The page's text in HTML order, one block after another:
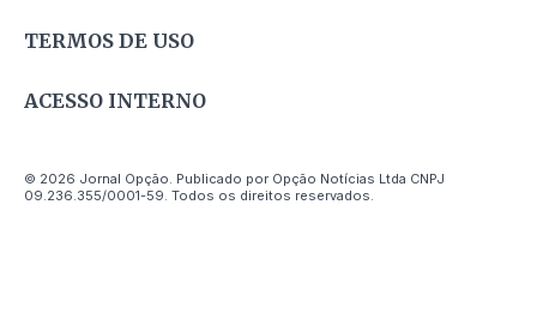
TERMOS DE USO
ACESSO INTERNO
© 2026 Jornal Opção. Publicado por Opção Notícias Ltda CNPJ
09.236.355/0001-59. Todos os direitos reservados.